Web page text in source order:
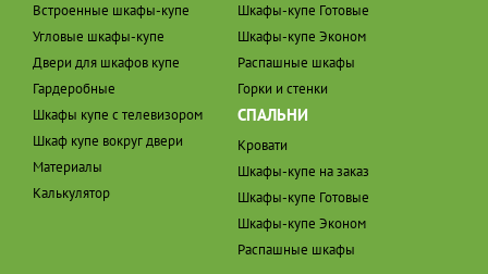
Встроенные шкафы-купе
Угловые шкафы-купе
Двери для шкафов купе
Гардеробные
Шкафы купе с телевизором
Шкаф купе вокруг двери
Материалы
Калькулятор
Шкафы-купе Готовые
Шкафы-купе Эконом
Распашные шкафы
Горки и стенки
СПАЛЬНИ
Кровати
Шкафы-купе на заказ
Шкафы-купе Готовые
Шкафы-купе Эконом
Распашные шкафы